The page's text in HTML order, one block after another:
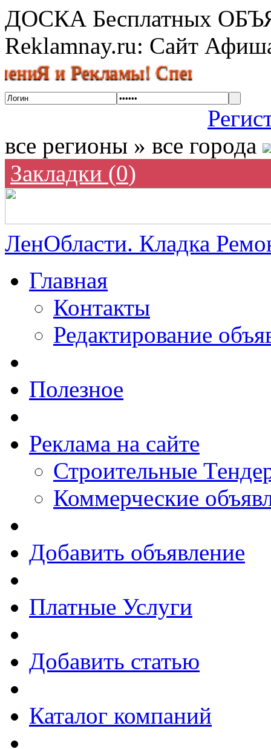
ДОСКА Бесплатных
Reklamnay.ru: Сайт
и Рекламы! Спешите
все регионы » все города
Закладки (0)
ЛенОбласти. Кладка
Главная
Контакты
Редактирование
Полезное
Реклама на сайте
Строительные
Коммерческие
Добавить объявление
Платные Услуги
Добавить статью
Каталог компаний